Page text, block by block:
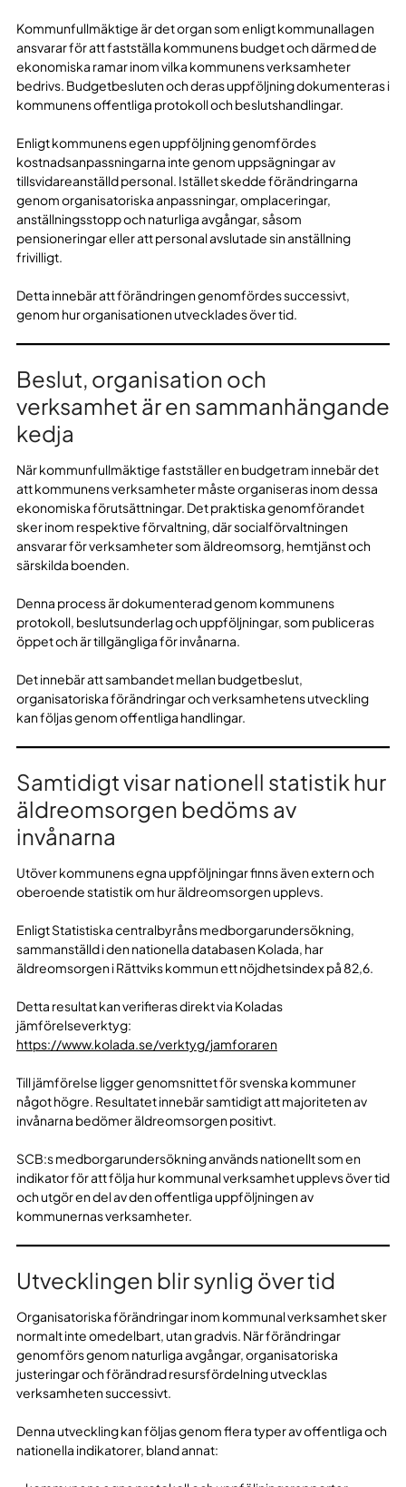
Kommunfullmäktige är det organ som enligt kommunallagen
ansvarar för att fastställa kommunens budget och därmed de
ekonomiska ramar inom vilka kommunens verksamheter
bedrivs. Budgetbesluten och deras uppföljning dokumenteras i
kommunens offentliga protokoll och beslutshandlingar.
Enligt kommunens egen uppföljning genomfördes
kostnadsanpassningarna inte genom uppsägningar av
tillsvidareanställd personal. Istället skedde förändringarna
genom organisatoriska anpassningar, omplaceringar,
anställningsstopp och naturliga avgångar, såsom
pensioneringar eller att personal avslutade sin anställning
frivilligt.
Detta innebär att förändringen genomfördes successivt,
genom hur organisationen utvecklades över tid.
Beslut, organisation och
verksamhet är en sammanhängande
kedja
När kommunfullmäktige fastställer en budgetram innebär det
att kommunens verksamheter måste organiseras inom dessa
ekonomiska förutsättningar. Det praktiska genomförandet
sker inom respektive förvaltning, där socialförvaltningen
ansvarar för verksamheter som äldreomsorg, hemtjänst och
särskilda boenden.
Denna process är dokumenterad genom kommunens
protokoll, beslutsunderlag och uppföljningar, som publiceras
öppet och är tillgängliga för invånarna.
Det innebär att sambandet mellan budgetbeslut,
organisatoriska förändringar och verksamhetens utveckling
kan följas genom offentliga handlingar.
Samtidigt visar nationell statistik hur
äldreomsorgen bedöms av
invånarna
Utöver kommunens egna uppföljningar finns även extern och
oberoende statistik om hur äldreomsorgen upplevs.
Enligt Statistiska centralbyråns medborgarundersökning,
sammanställd i den nationella databasen Kolada, har
äldreomsorgen i Rättviks kommun ett nöjdhetsindex på 82,6.
Detta resultat kan verifieras direkt via Koladas
jämförelseverktyg:
https://www.kolada.se/verktyg/jamforaren
Till jämförelse ligger genomsnittet för svenska kommuner
något högre. Resultatet innebär samtidigt att majoriteten av
invånarna bedömer äldreomsorgen positivt.
SCB:s medborgarundersökning används nationellt som en
indikator för att följa hur kommunal verksamhet upplevs över tid
och utgör en del av den offentliga uppföljningen av
kommunernas verksamheter.
Utvecklingen blir synlig över tid
Organisatoriska förändringar inom kommunal verksamhet sker
normalt inte omedelbart, utan gradvis. När förändringar
genomförs genom naturliga avgångar, organisatoriska
justeringar och förändrad resursfördelning utvecklas
verksamheten successivt.
Denna utveckling kan följas genom flera typer av offentliga och
nationella indikatorer, bland annat: